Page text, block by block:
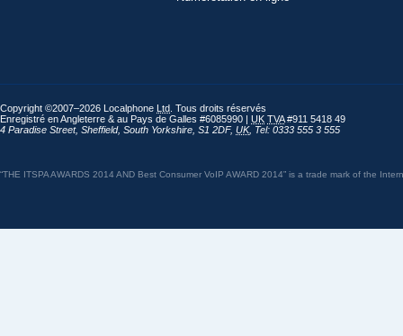
Copyright ©2007–2026 Localphone Ltd . Tous droits réservés
Enregistré en Angleterre & au Pays de Galles #6085990 | UK TVA#911 5418 49
4 Paradise Street, Sheffield, South Yorkshire S1 2DF, UK, Tel: 0333 555 3 555
“THE ITSPA AWARDS 2014 AND Best Consumer VoIP AWARD 2014” is a trade mark of the